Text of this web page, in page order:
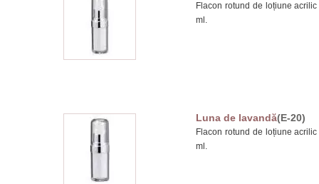
Flacon rotund de loțiune
ml.
Luna de lavandă(E-20)
Flacon rotund de loțiune
ml.